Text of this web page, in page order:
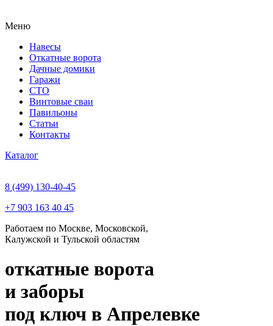
Меню
Навесы
Откатные ворота
Дачные домики
Гаражи
СТО
Винтовые сваи
Павильоны
Статьи
Контакты
Каталог
8 (499) 130-40-45
+7 903 163 40 45
Работаем по Москве, Московской,
Калужской и Тульской областям
откатные ворота
и заборы
под ключ в Апрелевке